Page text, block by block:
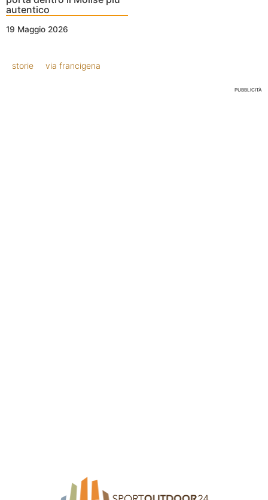
autentico
19 Maggio 2026
storie via francigena
PUBBLICITÀ